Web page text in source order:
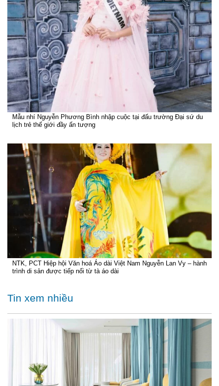
Mẫu nhí Nguyễn Phương Bình nhập cuộc tại đấu trường Đại sứ du
lịch trẻ thế giới đầy ấn tượng
NTK, PCT Hiệp hội Văn hoá Áo dài Việt Nam Nguyễn Lan Vy – hành
trình di sản được tiếp nối từ tà áo dài
Tin xem nhiều